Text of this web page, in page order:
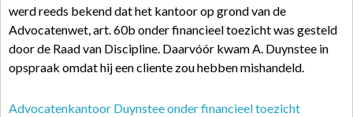
werd reeds bekend dat het kantoor op grond van de
Advocatenwet, art. 60b onder financieel toezicht was gesteld
door de Raad van Discipline. Daarvóór kwam A. Duynstee in
opspraak omdat hij een cliente zou hebben mishandeld.
Advocatenkantoor Duynstee onder financieel toezicht